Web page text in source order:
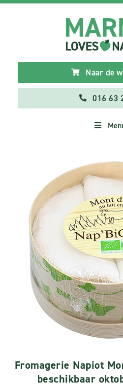
Naar de
016 63
Fromagerie Napiot
beschikbaar